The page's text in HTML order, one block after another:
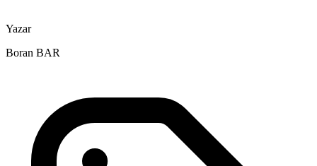
Yazar
Boran BAR